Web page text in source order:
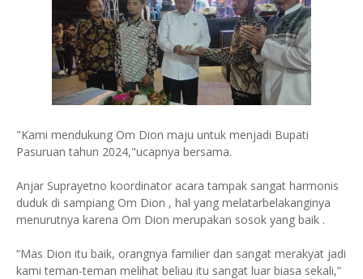
"Kami mendukung Om Dion maju untuk menjadi Bupati
Pasuruan tahun 2024,"ucapnya bersama.
Anjar Suprayetno koordinator acara tampak sangat harmonis
duduk di sampiang Om Dion , hal yang melatarbelakanginya
menurutnya karena Om Dion merupakan sosok yang baik .
“Mas Dion itu baik, orangnya familier dan sangat merakyat jadi
kami teman-teman melihat beliau itu sangat luar biasa sekali,”